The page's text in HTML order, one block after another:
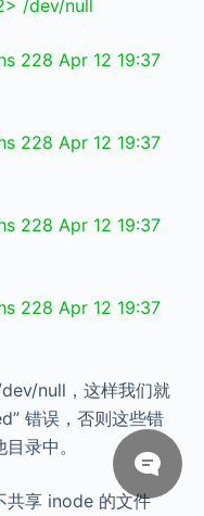
/dev/null
228 Apr 12 19:37
228 Apr 12 19:37
228 Apr 12 19:37
228 Apr 12 19:37
null，这样我们就
错误，否则这些错
录中。
享 inode 的文件